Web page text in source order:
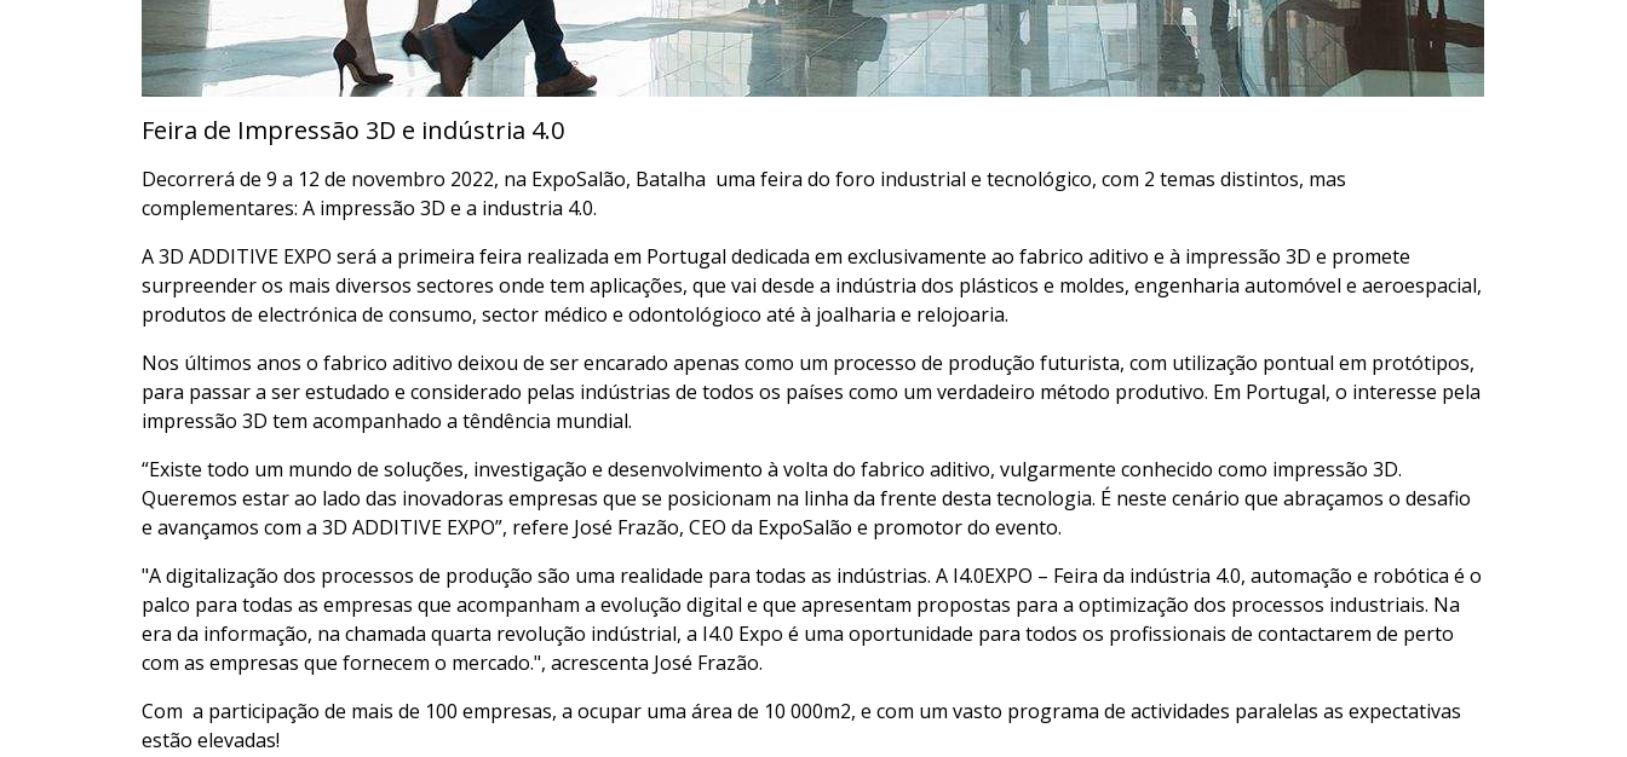
Feira de Impressão 3D e indústria 4.0
Decorrerá de 9 a 12 de novembro 2022, na ExpoSalão, Batalha uma feira do foro industrial e tecnológico, com 2 temas distintos, mas
complementares: A impressão 3D e a industria 4.0.
A 3D ADDITIVE EXPO será a primeira feira realizada em Portugal dedicada em exclusivamente ao fabrico aditivo e à impressão 3D e promete
surpreender os mais diversos sectores onde tem aplicações, que vai desde a indústria dos plásticos e moldes, engenharia automóvel e aeroespacial,
produtos de electrónica de consumo, sector médico e odontológioco até à joalharia e relojoaria.
Nos últimos anos o fabrico aditivo deixou de ser encarado apenas como um processo de produção futurista, com utilização pontual em protótipos,
para passar a ser estudado e considerado pelas indústrias de todos os países como um verdadeiro método produtivo. Em Portugal, o interesse pela
impressão 3D tem acompanhado a têndência mundial.
“Existe todo um mundo de soluções, investigação e desenvolvimento à volta do fabrico aditivo, vulgarmente conhecido como impressão 3D.
Queremos estar ao lado das inovadoras empresas que se posicionam na linha da frente desta tecnologia. É neste cenário que abraçamos o desafio
e avançamos com a 3D ADDITIVE EXPO”, refere José Frazão, CEO da ExpoSalão e promotor do evento.
"A digitalização dos processos de produção são uma realidade para todas as indústrias. A I4.0EXPO – Feira da indústria 4.0, automação e robótica é o
palco para todas as empresas que acompanham a evolução digital e que apresentam propostas para a optimização dos processos industriais. Na
era da informação, na chamada quarta revolução indústrial, a I4.0 Expo é uma oportunidade para todos os profissionais de contactarem de perto
com as empresas que fornecem o mercado.", acrescenta José Frazão.
Com a participação de mais de 100 empresas, a ocupar uma área de 10 000m2, e com um vasto programa de actividades paralelas as expectativas
estão elevadas!